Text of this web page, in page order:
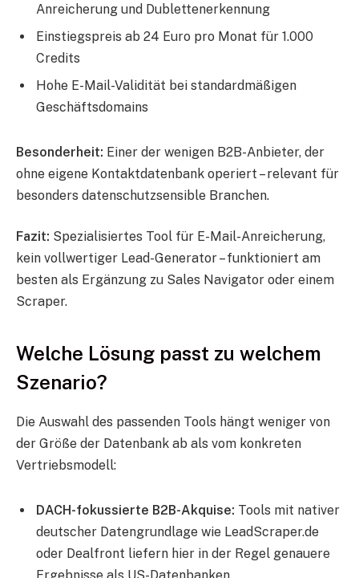
Anreicherung und Dublettenerkennung
Einstiegspreis ab 24 Euro pro Monat für 1.000
Credits
Hohe E-Mail-Validität bei standardmäßigen
Geschäftsdomains
Besonderheit: Einer der wenigen B2B-Anbieter, der
ohne eigene Kontaktdatenbank operiert – relevant für
besonders datenschutzsensible Branchen.
Fazit: Spezialisiertes Tool für E-Mail-Anreicherung,
kein vollwertiger Lead-Generator – funktioniert am
besten als Ergänzung zu Sales Navigator oder einem
Scraper.
Welche Lösung passt zu welchem
Szenario?
Die Auswahl des passenden Tools hängt weniger von
der Größe der Datenbank ab als vom konkreten
Vertriebsmodell:
DACH-fokussierte B2B-Akquise: Tools mit nativer
deutscher Datengrundlage wie LeadScraper.de
oder Dealfront liefern hier in der Regel genauere
Ergebnisse als US-Datenbanken.